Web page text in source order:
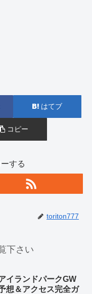
はてブ
コピー
する
toriton777
下さい
イランドパークGW
想＆アクセス完全ガ